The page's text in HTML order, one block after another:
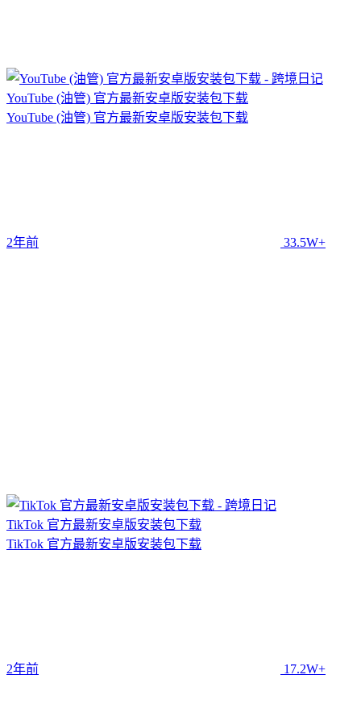
YouTube (油管) 官方最新安卓版安装包下载
YouTube (油管) 官方最新安卓版安装包下载
2年前 33.5W+
TikTok 官方最新安卓版安装包下载
TikTok 官方最新安卓版安装包下载
2年前 17.2W+